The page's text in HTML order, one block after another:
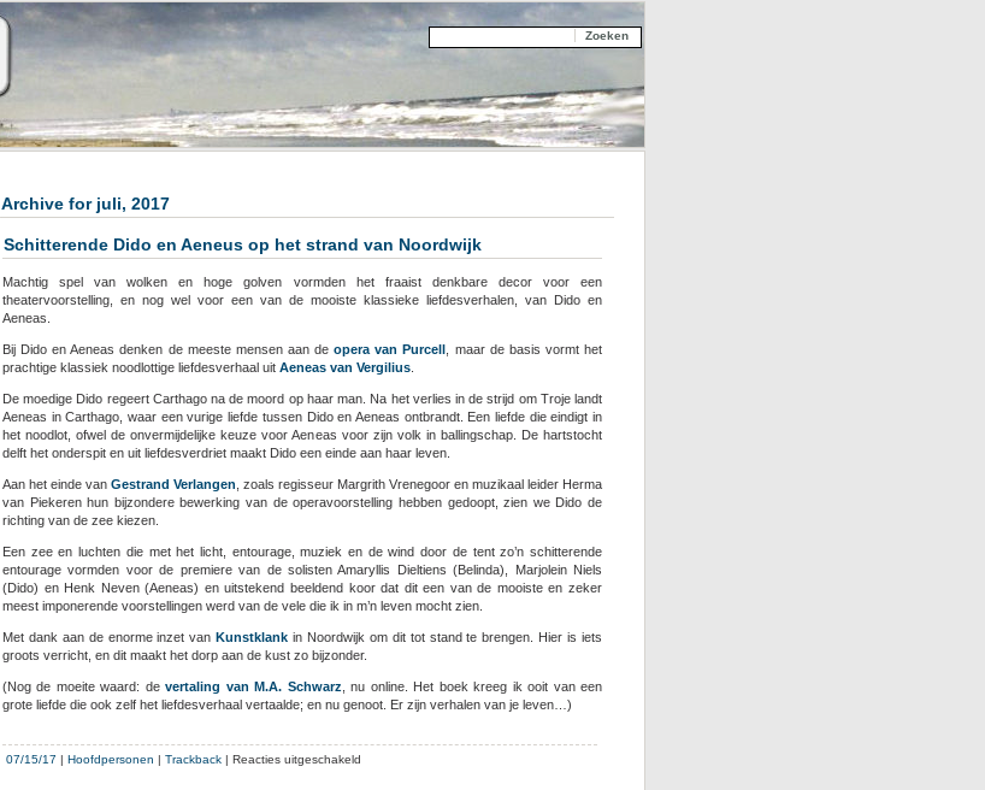
Archive for juli, 2017
Schitterende Dido en Aeneus op het strand van Noordwijk
Machtig spel van wolken en hoge golven vormden het fraaist denkbare decor voor een
theatervoorstelling, en nog wel voor een van de mooiste klassieke liefdesverhalen, van Dido en
Aeneas.
Bij Dido en Aeneas denken de meeste mensen aan deopera van Purcell , maar de basis vormt het
prachtige klassiek noodlottige liefdesverhaal uit Aeneas van Vergilius
De moedige Dido regeert Carthago na de moord op haar man. Na het verlies in de strijd om Troje landt
Aeneas in Carthago, waar een vurige liefde tussen Dido en Aeneas ontbrandt. Een liefde die eindigt in
het noodlot, ofwel de onvermijdelijke keuze voor Aeneas voor zijn volk in ballingschap. De hartstocht
delft het onderspit en uit liefdesverdriet maakt Dido een einde aan haar leven.
Aan het einde van Gestrand Verlangen , zoals regisseur Margrith Vrenegoor en muzikaal leider Herma
van Piekeren hun bijzondere bewerking van de operavoorstelling hebben gedoopt, zien we Dido de
richting van de zee kiezen.
Een zee en luchten die met het licht, entourage, muziek en de wind door de tent zo’n schitterende
entourage vormden voor de premiere van de solisten Amaryllis Dieltiens (Belinda), Marjolein Niels
(Dido) en Henk Neven (Aeneas) en uitstekend beeldend koor dat dit een van de mooiste en zeker
meest imponerende voorstellingen werd van de vele die ik in m’n leven mocht zien.
Met dank aan de enorme inzet vanKunstklank in Noordwijk om dit tot stand te brengen. Hier is iets
groots verricht, en dit maakt het dorp aan de kust zo bijzonder.
(Nog de moeite waard: devertaling van M.A. Schwarz , nu online. Het boek kreeg ik ooit van een
grote liefde die ook zelf het liefdesverhaal vertaalde; en nu genoot. Er zijn verhalen van je leven…)
07/15/17 | Hoofdpersonen | Trackback | Reacties uitgeschakeld